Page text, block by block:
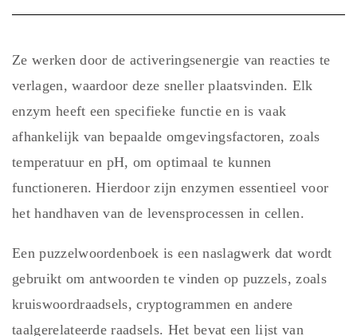
Ze werken door de activeringsenergie van reacties te
verlagen, waardoor deze sneller plaatsvinden. Elk
enzym heeft een specifieke functie en is vaak
afhankelijk van bepaalde omgevingsfactoren, zoals
temperatuur en pH, om optimaal te kunnen
functioneren. Hierdoor zijn enzymen essentieel voor
het handhaven van de levensprocessen in cellen.
Een puzzelwoordenboek is een naslagwerk dat wordt
gebruikt om antwoorden te vinden op puzzels, zoals
kruiswoordraadsels, cryptogrammen en andere
taalgerelateerde raadsels. Het bevat een lijst van